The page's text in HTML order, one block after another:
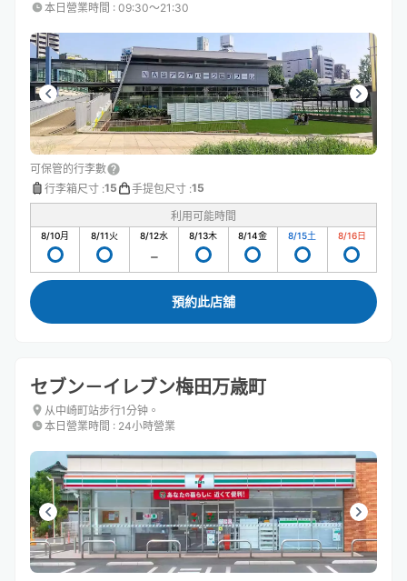
本日營業時間 : 09:30〜21:30
可保管的行李數
行李箱尺寸 :15 手提包尺寸 :15
利用可能時間
8/10月 8/11火 8/12水 8/13木 8/14金 8/15土 8/16日
預約此店舖
セブン－イレブン梅田万歳町
从中崎町站步行1分钟。
本日營業時間 : 24小時營業